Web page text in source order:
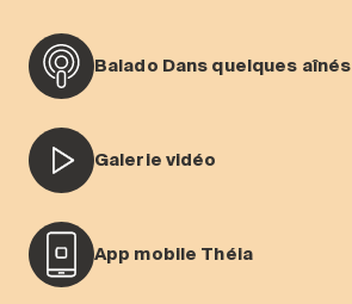
Balado Dans quelques aînés
Galerie vidéo
App mobile Théia